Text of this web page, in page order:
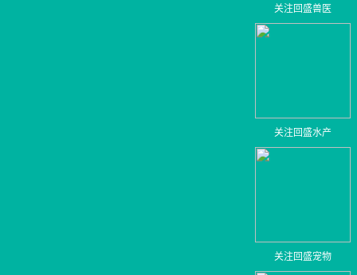
关注回盛兽医
关注回盛水产
关注回盛宠物